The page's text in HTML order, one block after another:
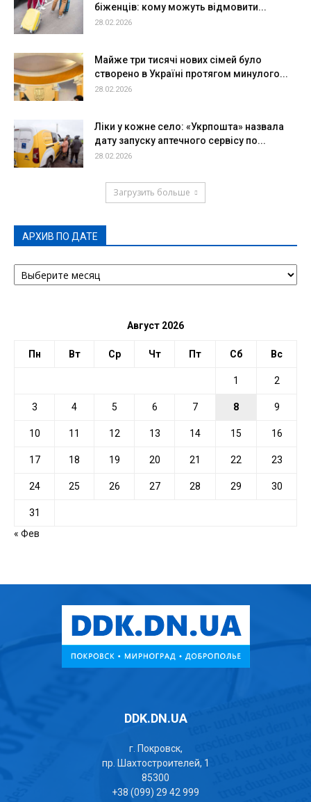
біженців: кому можуть відмовити...
28.02.2026
Майже три тисячі нових сімей було
створено в Україні протягом минулого...
28.02.2026
Ліки у кожне село: «Укрпошта» назвала
дату запуску аптечного сервісу по...
28.02.2026
Загрузить больше
АРХИВ ПО ДАТЕ
АРХИВ
ПО
Август 2026
Пн Вт Ср Чт Пт Сб Вс
1 2
3 4 5 6 7 8 9
10 11 12 13 14 15 16
17 18 19 20 21 22 23
24 25 26 27 28 29 30
31
« Фев
DDK.DN.UA
г. Покровск,
пр. Шахтостроителей, 1
85300
+38 (099) 29 42 999